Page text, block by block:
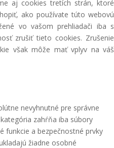
aj cookies tretích strán, ktoré
ako používate túto webovú
vo vašom prehliadači iba s
zrušiť tieto cookies. Zrušenie
však môže mať vplyv na váš
nevyhnutné pre správne
zahŕňa iba súbory
funkcie a bezpečnostné prvky
žiadne osobné